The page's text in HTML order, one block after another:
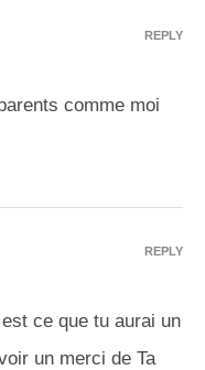
comme moi
REPLY
est ce que tu aurai un
un merci de Ta
REPLY